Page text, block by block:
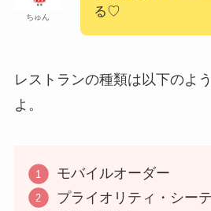
ちゅん
る♡
レストランの種類は以下のよ
よ。
モバイルオーダー
プライオリティ・シー